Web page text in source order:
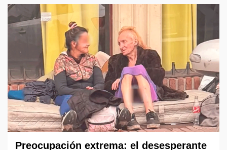
Preocupación extrema: el desesperante